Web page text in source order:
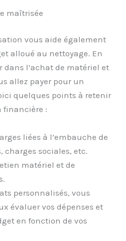
maîtrisée
vous aide également
alloué au nettoyage. En
dans l’achat de matériel et
allez payer pour un
quelques points à retenir
financière :
liées à l’embauche de
charges sociales, etc.
matériel et de
personnalisés, vous
évaluer vos dépenses et
en fonction de vos